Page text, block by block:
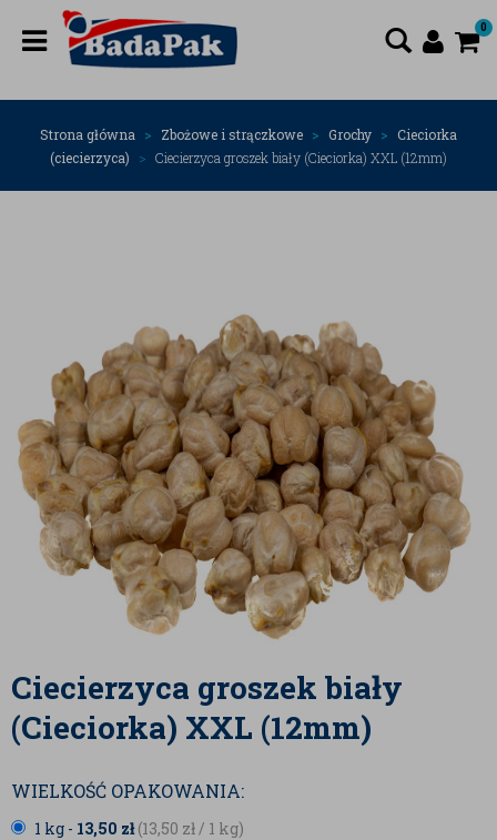
0
Strona główna Zbożowe i strączkowe Grochy
Cieciorka
(ciecierzyca)
Ciecierzyca groszek biały (Cieciorka) XXL (12mm)
Ciecierzyca groszek biały
(Cieciorka) XXL (12mm)
WIELKOŚĆ OPAKOWANIA:
1 kg - 13,50 zł(13,50 zł / 1 kg)